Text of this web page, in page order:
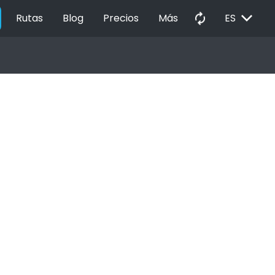
Rutas Blog Precios Más autorenew ES EXPAND_MORE